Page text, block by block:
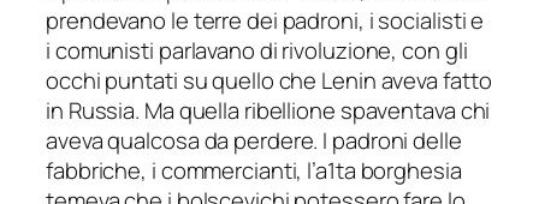
prendevano le terre dei padroni, i socialisti e
i comunisti parlavano di rivoluzione, con gli
occhi puntati su quello che Lenin aveva fatto
in Russia. Ma quella ribellione spaventava chi
aveva qualcosa da perdere. I padroni delle
fabbriche, i commercianti, l’a1ta borghesia